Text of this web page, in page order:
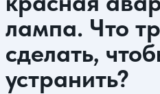
лампа. Что
сделать,
устранить?